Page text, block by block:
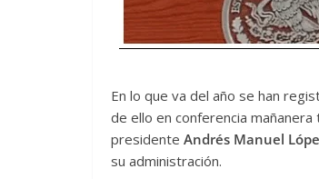
En lo que va del año se han
de ello en conferencia
presidente Andrés Manuel
su administración.